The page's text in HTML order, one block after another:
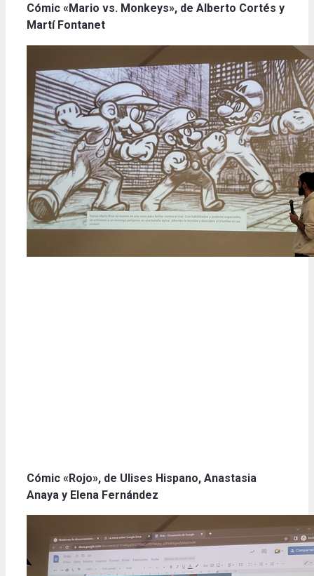
Cómic «Mario vs. Monkeys», de Alberto Cortés y
Martí Fontanet
Cómic «Rojo», de Ulises Hispano, Anastasia
Anaya y Elena Fernández